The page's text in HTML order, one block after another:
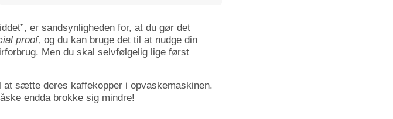
er sandsynligheden for, at du gør det
proof, og du kan bruge det til at nudge din
Men du skal selvfølgelig lige først
sætte deres kaffekopper i opvaskemaskinen.
endda brokke sig mindre!